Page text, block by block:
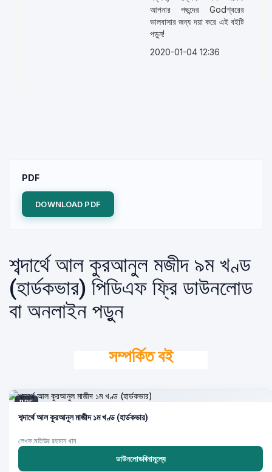
আপনার পছন্দের Godশ্বরের
ভালবাসার জন্য দয়া করে এই বইটি
পড়ুন!
2020-01-04 12:36
PDF
DOWNLOAD PDF
শব্দার্থে আল কুরআনুল মজীদ ৯ম খণ্ড
(হার্ডকভার) পিডিএফ ফ্রি ডাউনলোড
বা অনলাইন পড়ুন
সম্পর্কিত বই
PDF
শব্দার্থে আল কুরআনুল মাজীদ ১ম খণ্ড (হার্ডকভার)
লেখক:মতিউর রহমান খান
ডাউনলোডবিনামূল্যে